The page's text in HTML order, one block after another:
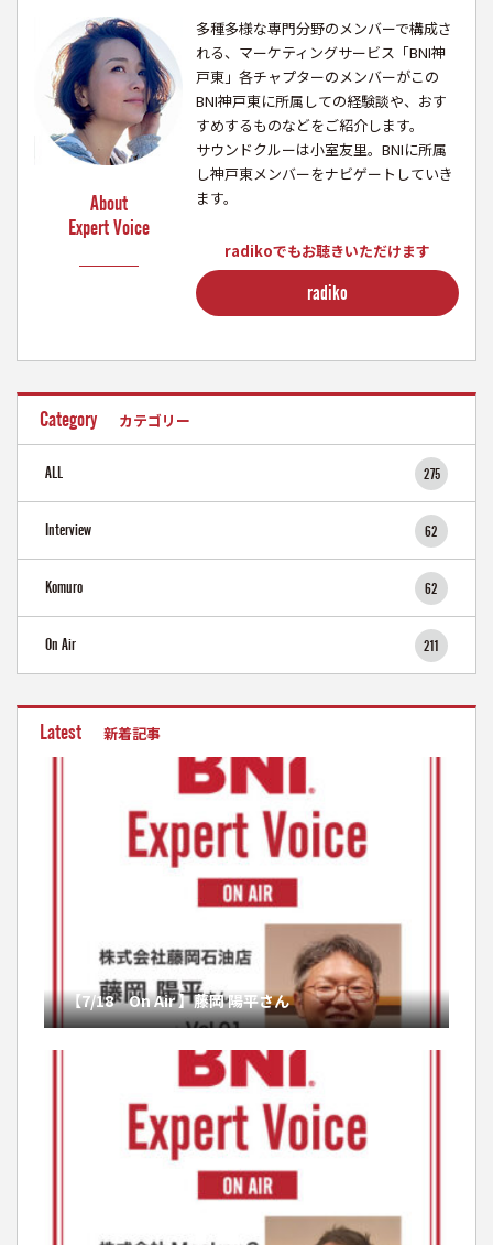
About
Expert Voice
多種多様な専門分野のメンバーで構成さ
れる、マーケティングサービス「BNI神
戸東」各チャプターのメンバーがこの
BNI神戸東に所属しての経験談や、おす
すめするものなどをご紹介します。
サウンドクルーは小室友里。BNIに所属
し神戸東メンバーをナビゲートしていき
ます。
radikoでもお聴きいただけます
radiko
Category カテゴリー
ALL 275
Interview 62
Komuro 62
On Air 211
Latest 新着記事
【7/18 On Air 】藤岡 陽平さん